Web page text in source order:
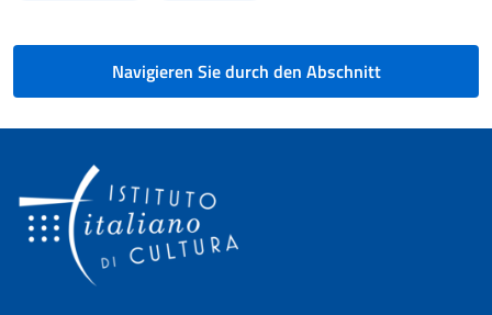
Navigieren Sie durch den Abschnitt